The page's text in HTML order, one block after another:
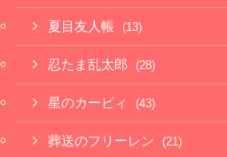
夏目友人帳 (13)
忍たま乱太郎 (28)
星のカービィ (43)
葬送のフリーレン (21)